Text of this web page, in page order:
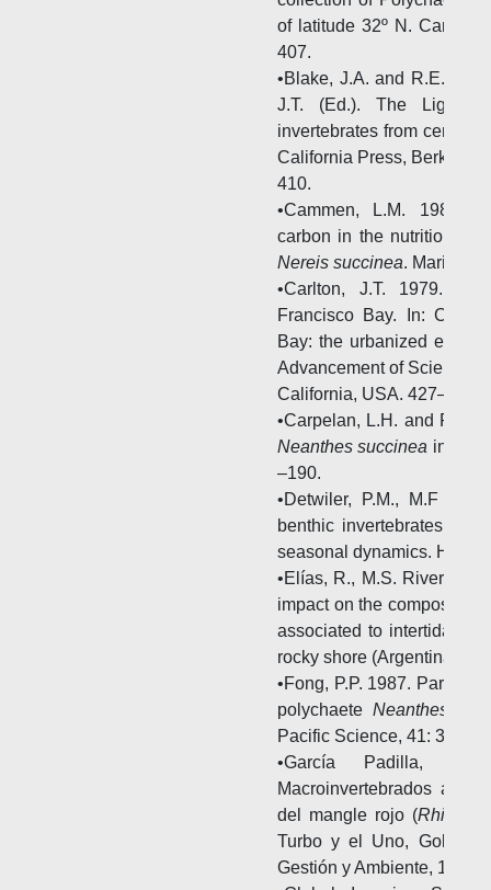
of latitude 32º N.
407.
•Blake, J.A. and R.E.
J.T. (Ed.). The Light
invertebrates from central
California Press,
410.
•Cammen, L.M. 1980.
carbon in the nutrition of
Nereis succinea. Marine
•Carlton, J.T. 1979.
Francisco Bay. In:
Bay: the urbanized
Advancement of Science,
California, USA. 427–444
•Carpelan, L.H. and R.H.
Neanthes succinea in the
–190.
•Detwiler, P.M., M.F
benthic invertebrates of
seasonal dynamics.
•Elías, R., M.S. Rivero
impact on the
associated to intertidal
rocky shore (Argentina).
•Fong, P.P. 1987. Particle
polychaete Neanthes
Pacific Science, 41: 3743.
•García Padilla,
Macroinvertebrados
del mangle rojo (
Turbo y el Uno, Golfo
Gestión y Ambiente, 11(3):